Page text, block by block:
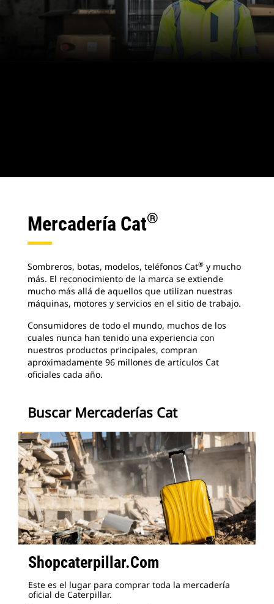
Mercadería Cat®
Sombreros, botas, modelos, teléfonos Cat® y mucho
más. El reconocimiento de la marca se extiende
mucho más allá de aquellos que utilizan nuestras
máquinas, motores y servicios en el sitio de trabajo.
Consumidores de todo el mundo, muchos de los
cuales nunca han tenido una experiencia con
nuestros productos principales, compran
aproximadamente 96 millones de artículos Cat
oficiales cada año. ​
Buscar Mercaderías Cat
Shopcaterpillar.Com
Este es el lugar para comprar toda la mercadería
oficial de Caterpillar.